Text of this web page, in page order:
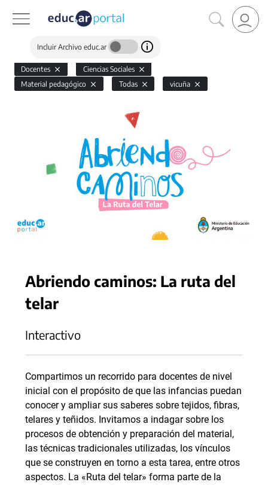
Incluir Archivo educ.ar
Docentes
Ciencias Sociales
Material pedagógico
Todas vicuña
Abriendo caminos: La ruta del
telar
Interactivo
Compartimos un recorrido para docentes de nivel
inicial con el propósito de que las infancias puedan
conocer y ampliar sus saberes sobre tejidos, fibras,
telares y teñidos. Invitamos a indagar sobre los
procesos de obtención y preparación del material,
las técnicas tradicionales utilizadas, los vínculos
que se construyen en torno a esta tarea, entre otros
aspectos. La «Ruta del telar» forma parte de la